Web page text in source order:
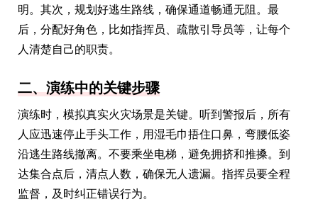
明。其次，规划好逃生路线，确保通道畅通无阻。最
后，分配好角色，比如指挥员、疏散引导员等，让每个
人清楚自己的职责。
二、演练中的关键步骤
演练时，模拟真实火灾场景是关键。听到警报后，所有
人应迅速停止手头工作，用湿毛巾捂住口鼻，弯腰低姿
沿逃生路线撤离。不要乘坐电梯，避免拥挤和推搡。到
达集合点后，清点人数，确保无人遗漏。指挥员要全程
监督，及时纠正错误行为。